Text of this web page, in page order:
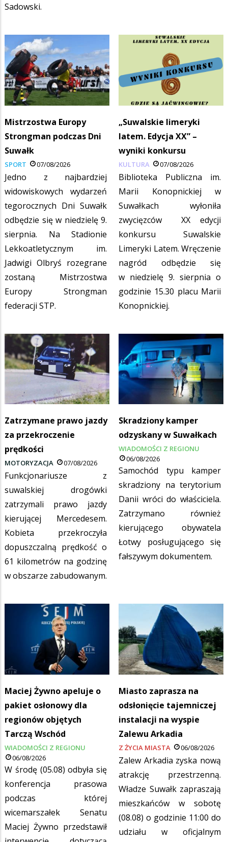
Sadowski.
Mistrzostwa Europy
Strongman podczas Dni
Suwałk
SPORT 07/08/2026
Jedno z najbardziej
widowiskowych wydarzeń
tegorocznych Dni Suwałk
odbędzie się w niedzielę 9.
sierpnia. Na Stadionie
Lekkoatletycznym im.
Jadwigi Olbryś rozegrane
zostaną Mistrzostwa
Europy Strongman
federacji STP.
„Suwalskie limeryki
latem. Edycja XX” –
wyniki konkursu
KULTURA 07/08/2026
Biblioteka Publiczna im.
Marii Konopnickiej w
Suwałkach wyłoniła
zwycięzców XX edycji
konkursu Suwalskie
Limeryki Latem. Wręczenie
nagród odbędzie się
w niedzielę 9. sierpnia o
godzinie 15.30 placu Marii
Konopnickiej.
Zatrzymane prawo jazdy
za przekroczenie
prędkości
MOTORYZACJA 07/08/2026
Funkcjonariusze z
suwalskiej drogówki
zatrzymali prawo jazdy
kierującej Mercedesem.
Kobieta przekroczyła
dopuszczalną prędkość o
61 kilometrów na godzinę
w obszarze zabudowanym.
Skradziony kamper
odzyskany w Suwałkach
WIADOMOŚCI Z REGIONU
06/08/2026
Samochód typu kamper
skradziony na terytorium
Danii wróci do właściciela.
Zatrzymano również
kierującego obywatela
Łotwy posługującego się
fałszywym dokumentem.
Maciej Żywno apeluje o
pakiet osłonowy dla
regionów objętych
Tarczą Wschód
WIADOMOŚCI Z REGIONU
06/08/2026
W środę (05.08) odbyła się
konferencja prasowa
podczas której
wicemarszałek Senatu
Maciej Żywno przedstawił
Miasto zaprasza na
odsłonięcie tajemniczej
instalacji na wyspie
Zalewu Arkadia
Z ŻYCIA MIASTA 06/08/2026
Zalew Arkadia zyska nową
atrakcję przestrzenną.
Władze Suwałk zapraszają
mieszkańców w sobotę
(08.08) o godzinie 11:00 do
udziału w oficjalnym